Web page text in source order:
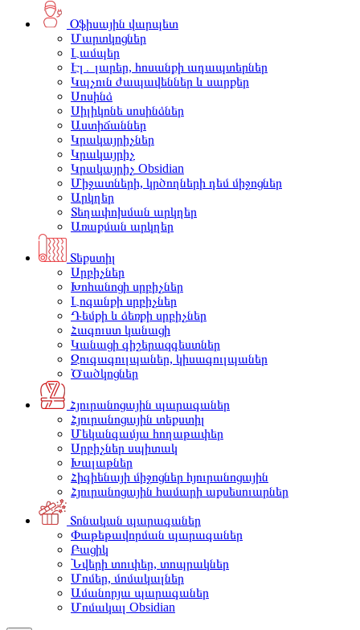
Օֆիսային վարպետ
Մարտկոցներ
Լամպեր
Էլ․ լարեր, հոսանքի ադապտերներ
Կպչուն ժապավեններ և սարքեր
Սոսինձ
Սիլիկոնե սոսինձներ
Աստիճաններ
Կրակայրիչներ
Կրակայրիչ
Կրակայրիչ Obsidian
Միջատների, կրծողների դեմ միջոցներ
Արկղեր
Տեղափոխման արկղեր
Առաքման արկղեր
Տեքստիլ
Սրբիչներ
Խոհանոցի սրբիչներ
Լոգանքի սրբիչներ
Դեմքի և ձեռքի սրբիչներ
Հագուստ կանացի
Կանացի գիշերազգեստներ
Զուգագուլպաներ, կիսագուլպաներ
Ծածկոցներ
Հյուրանոցային պարագաներ
Հյուրանոցային տեքստիլ
Մեկանգամյա հողաթափեր
Սրբիչներ սպիտակ
Խալաթներ
Հիգիենայի միջոցներ հյուրանոցային
Հյուրանոցային համարի աքսեսուարներ
Տոնական պարագաներ
Փաթեթավորման պարագաներ
Բացիկ
Նվերի տուփեր, տոպրակներ
Մոմեր, մոմակալներ
Ամանորյա պարագաներ
Մոմակալ Obsidian